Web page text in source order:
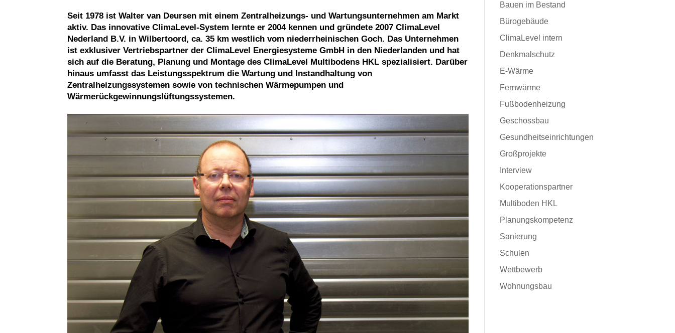
Seit 1978 ist Walter van Deursen mit einem Zentralheizungs- und Wartungsunternehmen am Markt
aktiv. Das innovative ClimaLevel-System lernte er 2004 kennen und gründete 2007 ClimaLevel
Nederland B.V. in Wilbertoord, ca. 35 km westlich vom niederrheinischen Goch. Das Unternehmen
ist exklusiver Vertriebspartner der ClimaLevel Energiesysteme GmbH in den Niederlanden und hat
sich auf die Beratung, Planung und Montage des ClimaLevel Multibodens HKL spezialisiert. Darüber
hinaus umfasst das Leistungsspektrum die Wartung und Instandhaltung von
Zentralheizungssystemen sowie von technischen Wärmepumpen und
Wärmerückgewinnungslüftungssystemen.
Bauen im Bestand
Bürogebäude
ClimaLevel intern
Denkmalschutz
E-Wärme
Fernwärme
Fußbodenheizung
Geschossbau
Gesundheitseinrichtungen
Großprojekte
Interview
Kooperationspartner
Multiboden HKL
Planungskompetenz
Sanierung
Schulen
Wettbewerb
Wohnungsbau